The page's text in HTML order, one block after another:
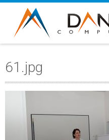
61.jpg